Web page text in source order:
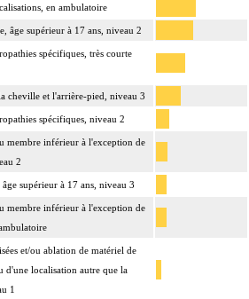
en ambulatoire
âge supérieur à 17 ans, niveau 2
spécifiques, très courte
cheville et l'arrière-pied, niveau 3
spécifiques, niveau 2
membre inférieur à l'exception de
2
supérieur à 17 ans, niveau 3
membre inférieur à l'exception de
et/ou ablation de matériel de
d'une localisation autre que la
1